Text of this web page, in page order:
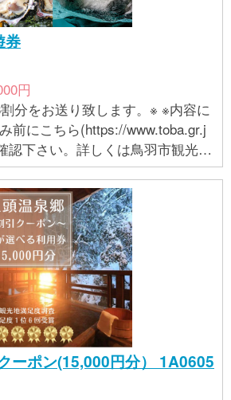
券
円
分をお送り致します。※ ※内容に
前にこちら(https://www.toba.gr.j
認下さい。詳しくは鳥羽市観光協
：0599-25-3019 MAI
ーポン(15,000円分） 1A0605